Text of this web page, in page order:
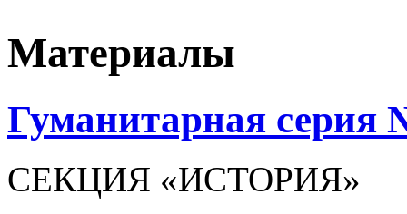
Материалы
Гуманитарная серия
СЕКЦИЯ «ИСТОРИЯ»